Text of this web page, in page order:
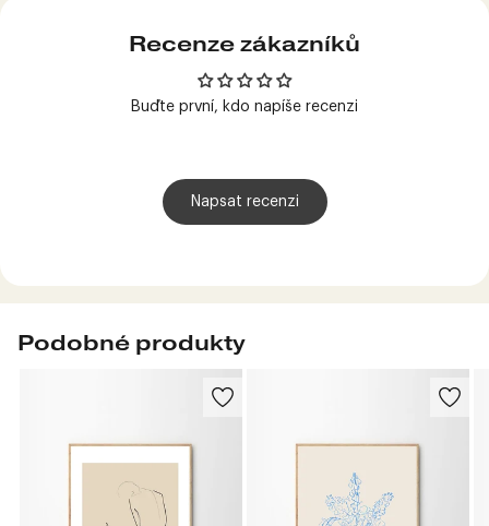
Recenze zákazníků
Buďte první, kdo napíše recenzi
Napsat recenzi
Podobné produkty